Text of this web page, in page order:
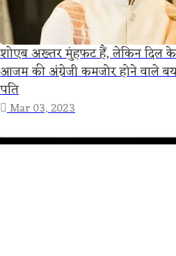
शोएब अख्तर मुंहफट हैं, लेकिन दिल
आजम की अंग्रेजी कमजोर होने वाले
पति
Mar 03, 2023